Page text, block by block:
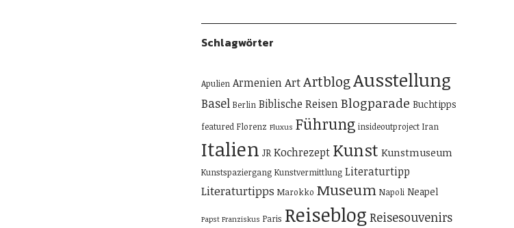
Schlagwörter
Apulien ArmenienArtArtblogAusstellung
Basel Berlin Biblische ReisenBlogparade Buchtipps
featured Florenz Fluxus Führung insideoutproject Iran
Italien JR Kochrezept Kunst Kunstmuseum
Kunstspaziergang Kunstvermittlung Literaturtipp
Literaturtipps Marokko Museum Napoli Neapel
Papst Franziskus Paris Reiseblog Reisesouvenirs